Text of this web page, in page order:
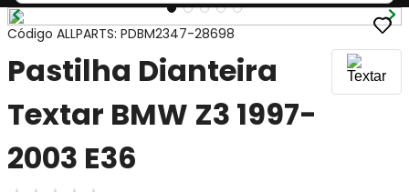
Código ALLPARTS: PDBM2347-28698
Pastilha Dianteira
Textar BMW Z3 1997-
2003 E36